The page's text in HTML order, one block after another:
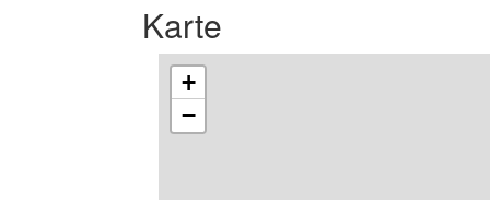
Karte
+
−